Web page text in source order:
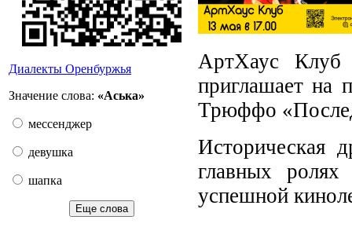
Диалекты Оренбуржья
Значение слова: «Аська»
мессенджер
девушка
шапка
Еще слова
АртХаус
приглашает на
Трюффо
Историческая
главных
успешной